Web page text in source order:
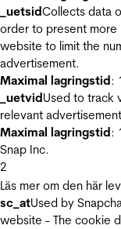
_uetsidCollects data
order to present more
website to limit the
advertisement.
Maximal lagringstid:
_uetvidUsed to track
relevant
Maximal lagringstid:
Snap Inc.
2
Läs mer om den här
sc_atUsed by
website - The cookie